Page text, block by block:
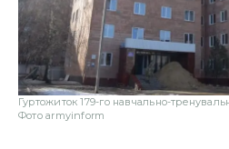
Гуртожиток 179-го навчально-
Фото armyinform